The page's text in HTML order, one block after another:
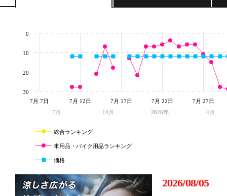
7月 10月 2026年 4月
7月 7日 7月 12日 7月 17日 7月 22日 7月 27日
0
10
20
30
総合ランキング
車用品・バイク用品ランキング
価格
2026/08/05